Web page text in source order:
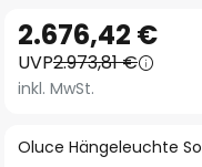
Anfang
der
Bildgalerie
Oluce Hängeleuchte
2.676,42 €
UVP2.973,81 €
inkl. MwSt.